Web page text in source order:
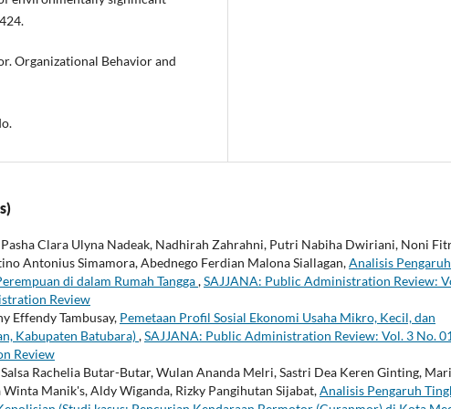
Organizational Behavior and
Clara Ulyna Nadeak, Nadhirah Zahrahni, Putri Nabiha Dwiriani, Noni
Antonius Simamora, Abednego Ferdian Malona Siallagan,Analisis Pengaruh
di dalam Rumah Tangga,SAJJANA: Public Administration Review:
Review
Effendy Tambusay, Pemetaan Profil Sosial Ekonomi Usaha Mikro, Kecil, dan
Kabupaten Batubara),SAJJANA: Public Administration Review: Vol. 3 No. 01
Review
Rachelia Butar-Butar, Wulan Ananda Melri, Sastri Dea Keren Ginting,
Manik's, Aldy Wiganda, Rizky Pangihutan Sijabat,Analisis Pengaruh